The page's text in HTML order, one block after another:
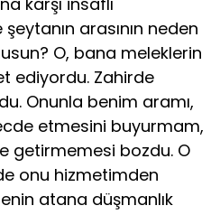
arasının neden
O, bana meleklerin
ediyordu. Zahirde
Onunla benim aramı,
etmesini buyurmam,
getirmemesi bozdu. O
onu hizmetimden
atana düşmanlık